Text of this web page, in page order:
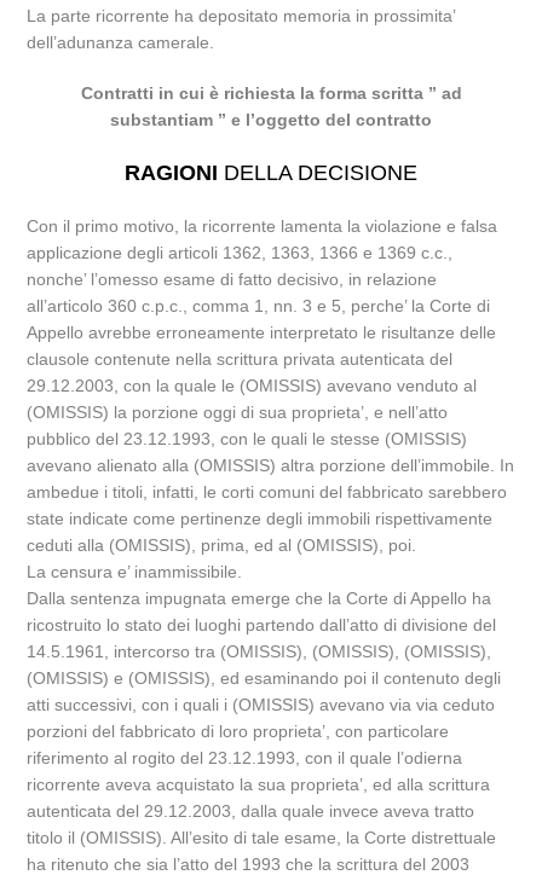
La parte ricorrente ha depositato memoria in prossimita’
dell’adunanza camerale.
Contratti in cui è richiesta la forma scritta ” ad
substantiam ” e l’oggetto del contratto
RAGIONI DELLA DECISIONE
Con il primo motivo, la ricorrente lamenta la violazione e falsa
applicazione degli articoli 1362, 1363, 1366 e 1369 c.c.,
nonche’ l’omesso esame di fatto decisivo, in relazione
all’articolo 360 c.p.c., comma 1, nn. 3 e 5, perche’ la Corte di
Appello avrebbe erroneamente interpretato le risultanze delle
clausole contenute nella scrittura privata autenticata del
29.12.2003, con la quale le (OMISSIS) avevano venduto al
(OMISSIS) la porzione oggi di sua proprieta’, e nell’atto
pubblico del 23.12.1993, con le quali le stesse (OMISSIS)
avevano alienato alla (OMISSIS) altra porzione dell’immobile. In
ambedue i titoli, infatti, le corti comuni del fabbricato sarebbero
state indicate come pertinenze degli immobili rispettivamente
ceduti alla (OMISSIS), prima, ed al (OMISSIS), poi.
La censura e’ inammissibile.
Dalla sentenza impugnata emerge che la Corte di Appello ha
ricostruito lo stato dei luoghi partendo dall’atto di divisione del
14.5.1961, intercorso tra (OMISSIS), (OMISSIS), (OMISSIS),
(OMISSIS) e (OMISSIS), ed esaminando poi il contenuto degli
atti successivi, con i quali i (OMISSIS) avevano via via ceduto
porzioni del fabbricato di loro proprieta’, con particolare
riferimento al rogito del 23.12.1993, con il quale l’odierna
ricorrente aveva acquistato la sua proprieta’, ed alla scrittura
autenticata del 29.12.2003, dalla quale invece aveva tratto
titolo il (OMISSIS). All’esito di tale esame, la Corte distrettuale
ha ritenuto che sia l’atto del 1993 che la scrittura del 2003